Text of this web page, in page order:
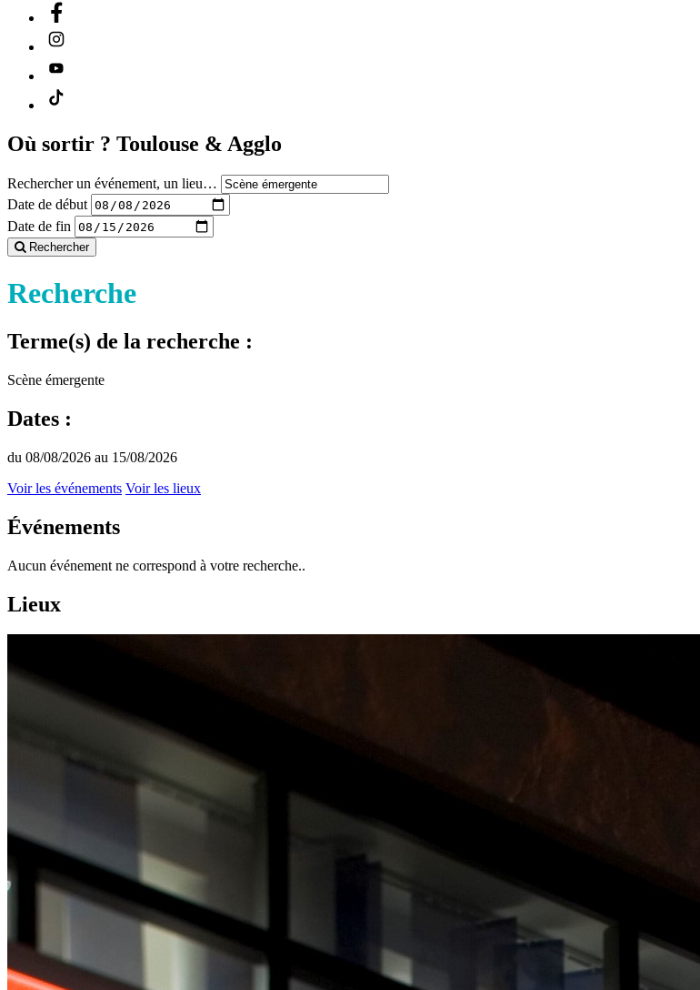
Où sortir ? Toulouse & Agglo
Rechercher un événement, un lieu…
Date de début
Date de fin
Rechercher
Recherche
Terme(s) de la recherche :
Scène émergente
Dates :
du 08/08/2026 au 15/08/2026
Voir les événements Voir les lieux
Événements
Aucun événement ne correspond à votre recherche..
Lieux